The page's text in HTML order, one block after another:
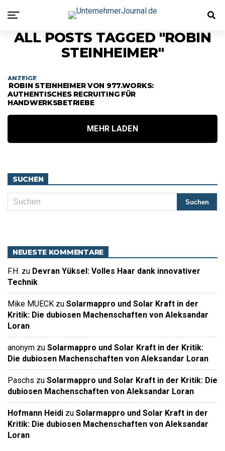
ALL POSTS TAGGED "ROBIN
STEINHEIMER"
ANZEIGE
ROBIN STEINHEIMER VON 977.WORKS:
AUTHENTISCHES RECRUITING FÜR
HANDWERKSBETRIEBE
MEHR LADEN
SUCHEN
NEUESTE KOMMENTARE
F.H. zu Devran Yüksel: Volles Haar dank innovativer
Technik
Mike MUECK zu Solarmappro und Solar Kraft in der
Kritik: Die dubiosen Machenschaften von Aleksandar
Loran
anonym zu Solarmappro und Solar Kraft in der Kritik:
Die dubiosen Machenschaften von Aleksandar Loran
Paschs zu Solarmappro und Solar Kraft in der Kritik: Die
dubiosen Machenschaften von Aleksandar Loran
Hofmann Heidi zu Solarmappro und Solar Kraft in der
Kritik: Die dubiosen Machenschaften von Aleksandar
Loran